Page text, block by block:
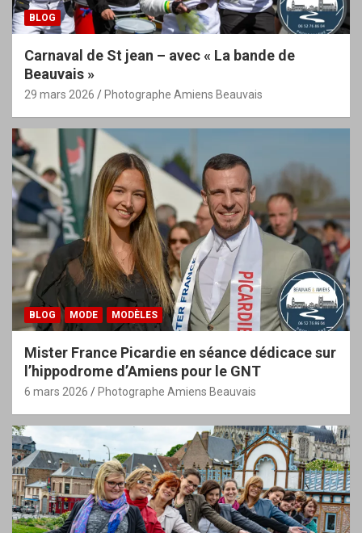
BLOG
Carnaval de St jean – avec « La bande de
Beauvais »
29 mars 2026 Photographe Amiens Beauvais
BLOG MODE MODÈLES
Mister France Picardie en séance dédicace sur
l’hippodrome d’Amiens pour le GNT
6 mars 2026 Photographe Amiens Beauvais